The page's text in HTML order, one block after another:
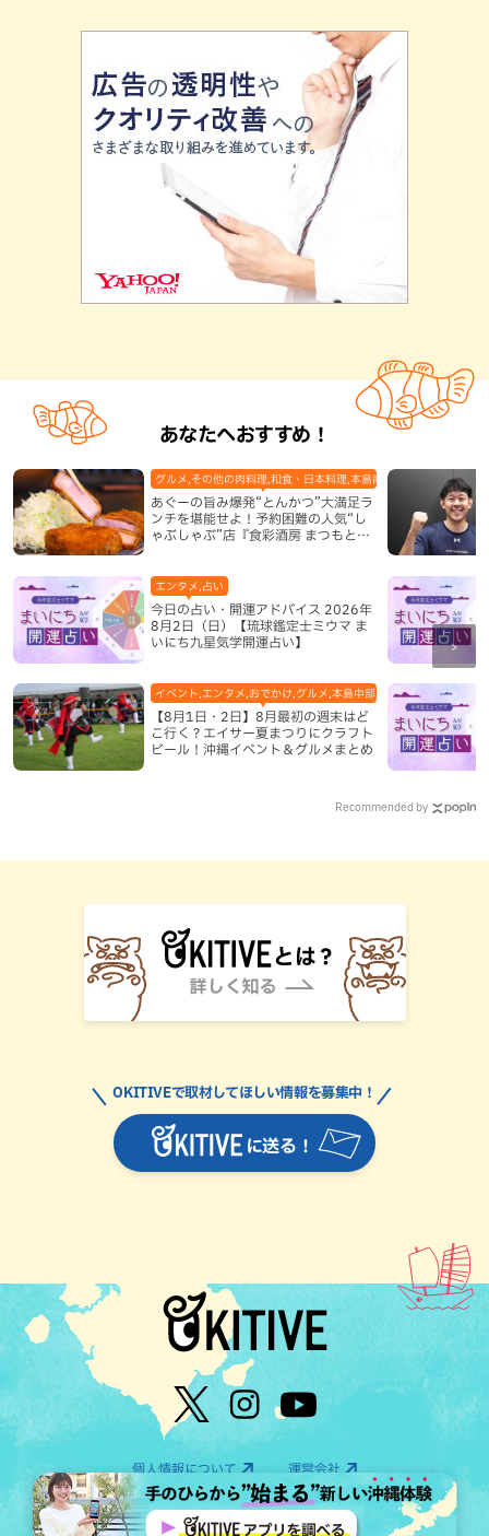
あなたへおすすめ！
あぐーの旨み爆発“とんかつ”大満足ラ
ンチを堪能せよ！予約困難の人気“し
ゃぶしゃぶ”店『食彩酒房 まつもと』
グルメ,その他の肉料理,和食・日本料理,本島南部,那覇市
今日の占い・開運アドバイス 2026年
8月2日（日）【琉球鑑定士ミウマ ま
いにち九星気学開運占い】
エンタメ,占い
【8月1日・2日】8月最初の週末はど
こ行く？エイサー夏まつりにクラフト
ビール！沖縄イベント＆グルメまとめ
イベント,エンタメ,おでかけ,グルメ,本島中部,本島北部,本島南部
Recommended by
に送る！
OKITIVEで取材してほしい情報を募集中！
個人情報について 運営会社
©OTV CO.,LTD All Rights Reserved.